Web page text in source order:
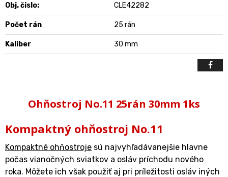
Obj. čislo: CLE42282
Počet rán 25 rán
Kaliber 30 mm
Ohňostroj No.11 25rán 30mm 1ks
Kompaktný ohňostroj No.11
Kompaktné ohňostroje sú najvyhľadávanejšie hlavne
počas vianočných sviatkov a osláv príchodu nového
roka. Môžete ich však použiť aj pri príležitosti osláv iných